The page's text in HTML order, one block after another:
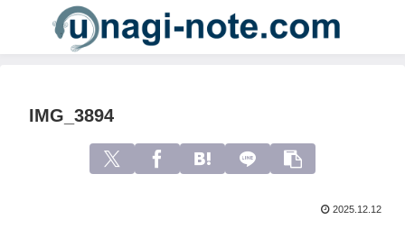
IMG_3894
2025.12.12